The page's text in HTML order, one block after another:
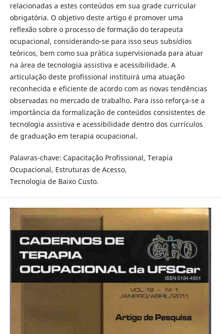
relacionadas a estes conteúdos em sua grade curricular
obrigatória. O objetivo deste artigo é promover uma
reflexão sobre o processo de formação do terapeuta
ocupacional, considerando-se para isso seus subsídios
teóricos, bem como sua prática supervisionada para atuar
na área de tecnologia assistiva e acessibilidade. A
articulação deste profissional instituirá uma atuação
reconhecida e eficiente de acordo com as novas tendências
observadas no mercado de trabalho. Para isso reforça-se a
importância da formalização de conteúdos consistentes de
tecnologia assistiva e acessibilidade dentro dos currículos
de graduação em terapia ocupacional.
Palavras-chave: Capacitação Profissional, Terapia
Ocupacional, Estruturas de Acesso,
Tecnologia de Baixo Custo.